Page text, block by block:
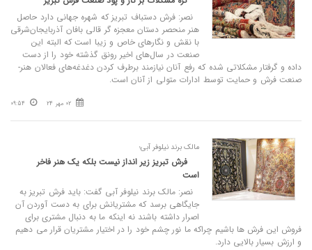
نصر: فرش دستباف تبریز که شهره جهانی دارد حاصل
هنر منحصر دستان معجزه گر قالی بافان آذربایجان‌شرقی
با نقش و نگارهای خاص و زیبا است که البته این
صنعت در سال‌های اخیر رونق گذشته خود را از دست
داده و گرفتار مشکلاتی شده که رفع آنان نیازمند برطرف کردن دغدغه‌های فعالان هنر-
صنعت فرش و حمایت توسط ادارات متولی از آنان است.
02 مهر 24 09:54
مالک برند نیلوفر آبی؛
فرش تبریز زیر انداز نیست بلکه یک هنر فاخر
است
نصر: مالک برند نیلوفر آبی گفت: باید فرش تبریز به
جایگاهی برسد که مشتریانش برای به دست آوردن آن
اصرار داشته باشند نه اینکه ما به دنبال مشتری برای
فروش این فرش ها باشیم چراکه ما نور چشم خود را در اختیار مشتریان قرار می دهیم
و ارزش بسیار بالایی دارد.